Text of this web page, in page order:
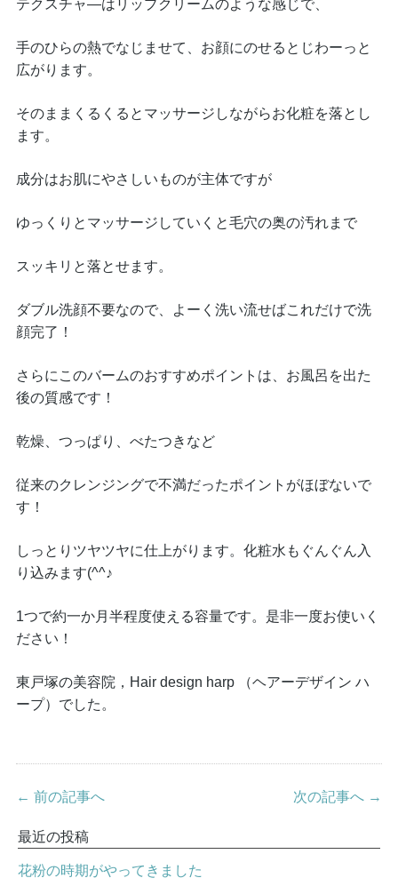
テクスチャ―はリップクリームのような感じで、
手のひらの熱でなじませて、お顔にのせるとじわーっと
広がります。
そのままくるくるとマッサージしながらお化粧を落とし
ます。
成分はお肌にやさしいものが主体ですが
ゆっくりとマッサージしていくと毛穴の奥の汚れまで
スッキリと落とせます。
ダブル洗顔不要なので、よーく洗い流せばこれだけで洗
顔完了！
さらにこのバームのおすすめポイントは、お風呂を出た
後の質感です！
乾燥、つっぱり、べたつきなど
従来のクレンジングで不満だったポイントがほぼないで
す！
しっとりツヤツヤに仕上がります。化粧水もぐんぐん入
り込みます(^^♪
1つで約一か月半程度使える容量です。是非一度お使いく
ださい！
東戸塚の美容院，Hair design harp （ヘアーデザイン ハ
ープ）でした。
← 前の記事へ 次の記事へ →
最近の投稿
花粉の時期がやってきました